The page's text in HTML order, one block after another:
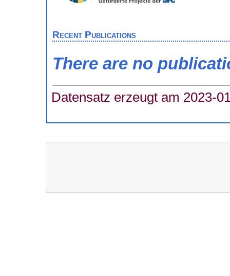
Recent Publications
There are no
Datensatz erzeugt am 2023-